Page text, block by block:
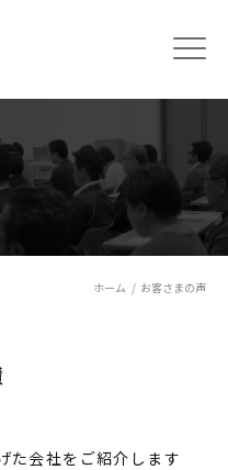
ホーム お客さまの声
た会社をご紹介します